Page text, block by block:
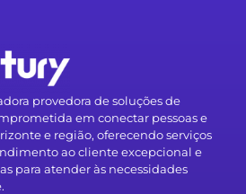
provedora de soluções de
em conectar pessoas e
e região, oferecendo serviços
ao cliente excepcional e
para atender às necessidades